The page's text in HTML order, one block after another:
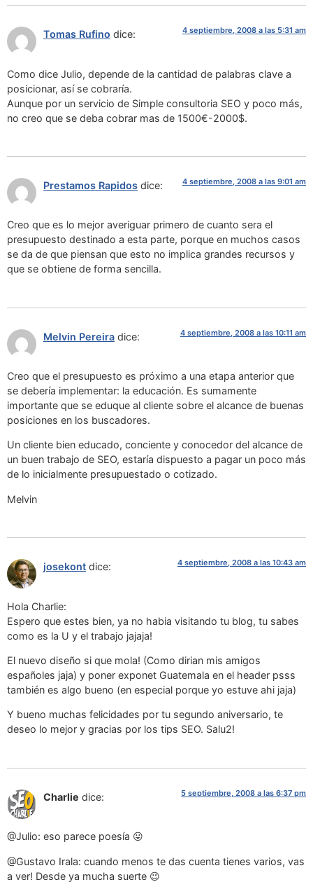
Tomas Rufino dice: 4 septiembre, 2008 a las 5:31 am
Como dice Julio, depende de la cantidad de palabras clave a
posicionar, así se cobraría.
Aunque por un servicio de Simple consultoria SEO y poco más,
no creo que se deba cobrar mas de 1500€-2000$.
Prestamos Rapidos dice: 4 septiembre, 2008 a las 9:01 am
Creo que es lo mejor averiguar primero de cuanto sera el
presupuesto destinado a esta parte, porque en muchos casos
se da de que piensan que esto no implica grandes recursos y
que se obtiene de forma sencilla.
Melvin Pereira dice: 4 septiembre, 2008 a las 10:11 am
Creo que el presupuesto es próximo a una etapa anterior que
se debería implementar: la educación. Es sumamente
importante que se eduque al cliente sobre el alcance de buenas
posiciones en los buscadores.
Un cliente bien educado, conciente y conocedor del alcance de
un buen trabajo de SEO, estaría dispuesto a pagar un poco más
de lo inicialmente presupuestado o cotizado.
Melvin
josekont dice: 4 septiembre, 2008 a las 10:43 am
Hola Charlie:
Espero que estes bien, ya no habia visitando tu blog, tu sabes
como es la U y el trabajo jajaja!
El nuevo diseño si que mola! (Como dirian mis amigos
españoles jaja) y poner exponet Guatemala en el header psss
también es algo bueno (en especial porque yo estuve ahi jaja)
Y bueno muchas felicidades por tu segundo aniversario, te
deseo lo mejor y gracias por los tips SEO. Salu2!
Charlie dice: 5 septiembre, 2008 a las 6:37 pm
@Julio: eso parece poesía 😛
@Gustavo Irala: cuando menos te das cuenta tienes varios, vas
a ver! Desde ya mucha suerte 😉